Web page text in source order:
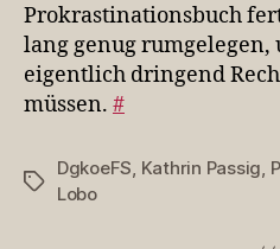
Prokrastinationsbuch
lang genug rumgelegen,
eigentlich dringend
müssen. #
Schlagwörter
DgkoeFS Kathrin Passig
Lobo